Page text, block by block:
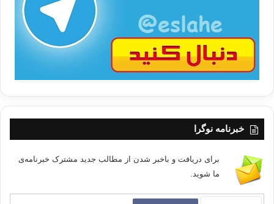
خبرنامه نوگرا
برای دریافت و باخبر شدن از مطالب جدید مشترک خبرنامه‌ی
ما شوید.